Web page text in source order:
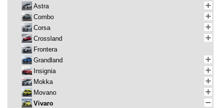
Astra
Combo
Corsa
Crossland
Frontera
Grandland
Insignia
Mokka
Movano
Vivaro